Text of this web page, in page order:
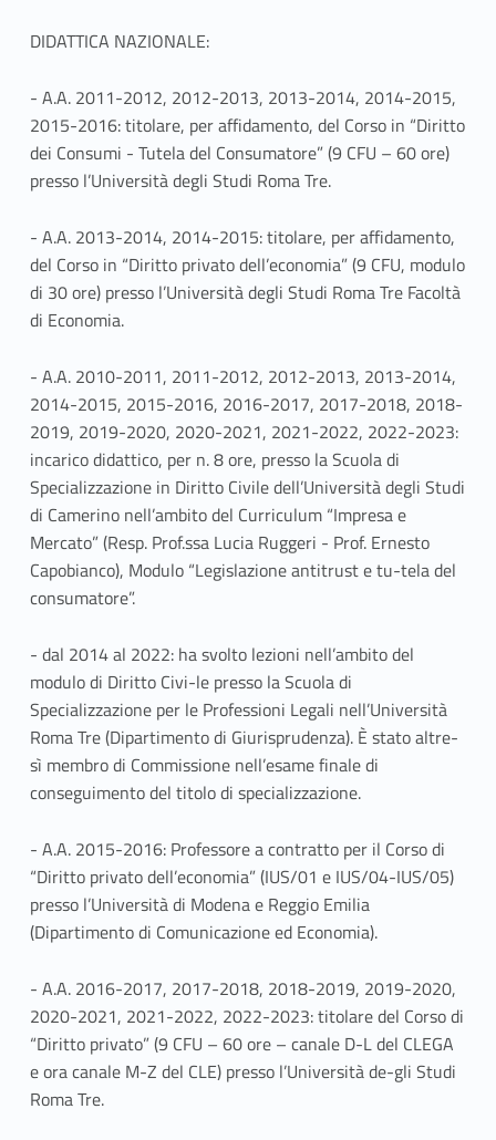
DIDATTICA NAZIONALE:
- A.A. 2011-2012, 2012-2013, 2013-2014, 2014-2015,
2015-2016: titolare, per affidamento, del Corso in “Diritto
dei Consumi - Tutela del Consumatore” (9 CFU – 60 ore)
presso l’Università degli Studi Roma Tre.
- A.A. 2013-2014, 2014-2015: titolare, per affidamento,
del Corso in “Diritto privato dell’economia” (9 CFU, modulo
di 30 ore) presso l’Università degli Studi Roma Tre Facoltà
di Economia.
- A.A. 2010-2011, 2011-2012, 2012-2013, 2013-2014,
2014-2015, 2015-2016, 2016-2017, 2017-2018, 2018-
2019, 2019-2020, 2020-2021, 2021-2022, 2022-2023:
incarico didattico, per n. 8 ore, presso la Scuola di
Specializzazione in Diritto Civile dell’Università degli Studi
di Camerino nell’ambito del Curriculum “Impresa e
Mercato” (Resp. Prof.ssa Lucia Ruggeri - Prof. Ernesto
Capobianco), Modulo “Legislazione antitrust e tu-tela del
consumatore”.
- dal 2014 al 2022: ha svolto lezioni nell’ambito del
modulo di Diritto Civi-le presso la Scuola di
Specializzazione per le Professioni Legali nell’Università
Roma Tre (Dipartimento di Giurisprudenza). È stato altre-
sì membro di Commissione nell’esame finale di
conseguimento del titolo di specializzazione.
- A.A. 2015-2016: Professore a contratto per il Corso di
“Diritto privato dell’economia” (IUS/01 e IUS/04-IUS/05)
presso l’Università di Modena e Reggio Emilia
(Dipartimento di Comunicazione ed Economia).
- A.A. 2016-2017, 2017-2018, 2018-2019, 2019-2020,
2020-2021, 2021-2022, 2022-2023: titolare del Corso di
“Diritto privato” (9 CFU – 60 ore – canale D-L del CLEGA
e ora canale M-Z del CLE) presso l’Università de-gli Studi
Roma Tre.